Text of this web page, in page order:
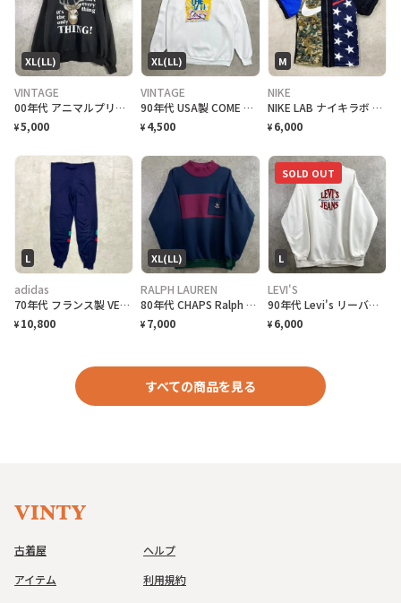
XL(LL)
VINTAGE
00年代 アニマルプリント スウェットシャツ メンズXL 古着 00s ヴィンテージ VINTAGE アメカジ トレーナー メッセージ シカ 黒
¥5,000
XL(LL)
VINTAGE
90年代 USA製 COME WALK THE TALK プリントスウェット メンズXL相当 古着 90s VINTAGE ヴィンテージ アメカジ トレーナー 白色
¥ 4,500
M
NIKE
NIKE LAB ナイキラボ スウォッシュロゴ リバーシブル ベースボールシャツ メンズM相当 古着 半袖 スウェット フルジップ ホワイト 白
¥ 6,000
L
adidas
70年代 フランス製 VENTEX社製 adidas アディダス アクリルスウェットパンツ メンズL相当 古着 70s VINTAGE ヴィンテージ ユーロ フロッキープリント 紺色
¥ 10,800
XL(LL)
RALPH LAUREN
80年代 CHAPS Ralph Lauren チャップス ラルフローレン モックネック クレイジーカラー スウェットシャツ メンズXL 古着 80s ヴィンテージ VINTAGE ハイネック クレイジーパターン
¥ 7,000
L
SOLD OUT
LEVI'S
90年代 Levi's リーバイス ロゴ刺繍 スウェットシャツ メンズL相当 古着 90s VINTAGE ヴィンテージ アメカジ 白
¥ 6,000
すべての商品を見る
古着屋
アイテム
ヘルプ
利用規約